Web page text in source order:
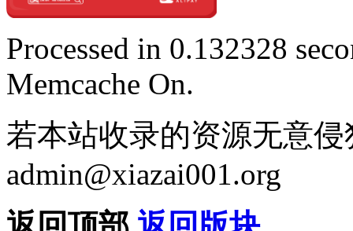
Processed in 0.132328
Memcache On.
若本站收录的资源无意
admin@xiazai001.org